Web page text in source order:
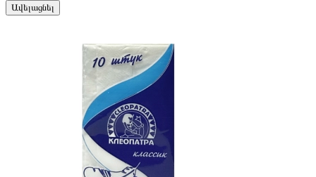
Ավելացնել